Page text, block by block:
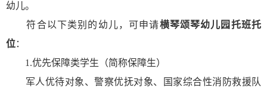
幼儿。
符合以下类别的幼儿，可申请横琴颂琴幼儿园托班托
位：
1.优先保障类学生（简称保障生）
军人优待对象、警察优抚对象、国家综合性消防救援队